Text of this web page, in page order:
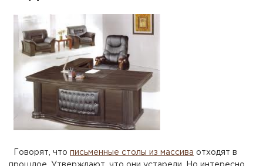
Говорят, что письменные столы из массива отходят в